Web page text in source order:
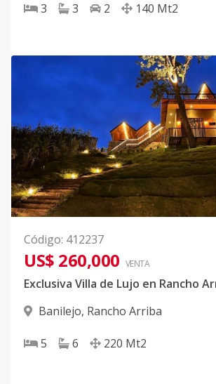
3 3 2 140 Mt2
Código: 412237
US$ 260,000 VENTA
Banilejo, Rancho Arriba
5 6 220 Mt2